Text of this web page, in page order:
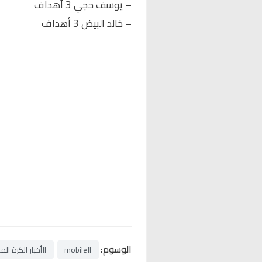
– يوسف حجي 3 أهداف
– خالد البيض 3 أهداف
الوسوم: #mobile #أخبار الكرة